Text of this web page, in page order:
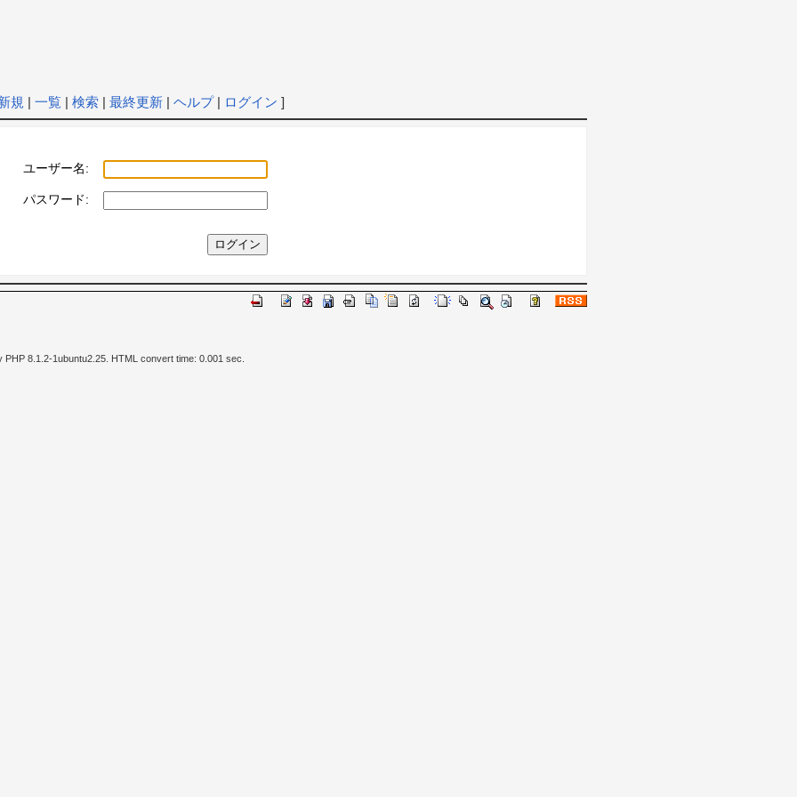
規 | 一覧| 検索| 最終更新| ヘルプ| ログイン ]
ユーザー名:
パスワード:
PHP 8.1.2-1ubuntu2.25. HTML convert time: 0.001 sec.